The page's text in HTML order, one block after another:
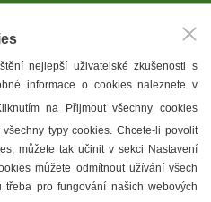
a galerie
meníčka
nejlepší uživatelské zkušenosti s
informace o cookies naleznete v
na Přijmout všechny cookies
typy cookies. Chcete-li povolit
můžete tak učinit v sekci Nastavení
můžete odmítnout užívání všech
pro fungování našich webových